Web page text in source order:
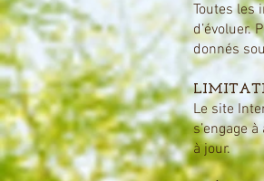
Toutes les
d’évoluer.
donnés
Le site
s’engage
à jour.